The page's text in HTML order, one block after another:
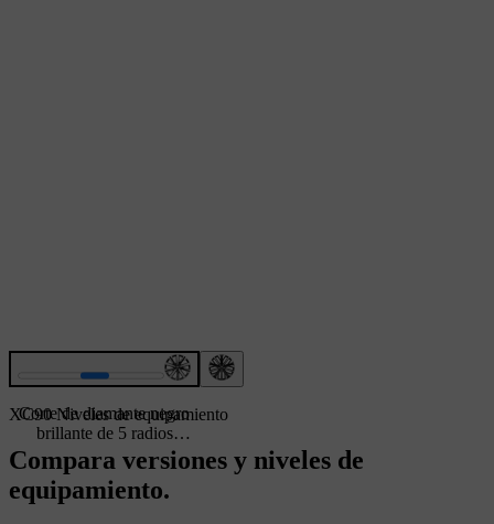
Corte de diamante negro
brillante de 5 radios
múltiples y 20"
XC90 Niveles de equipamiento
Compara versiones y niveles de
equipamiento.